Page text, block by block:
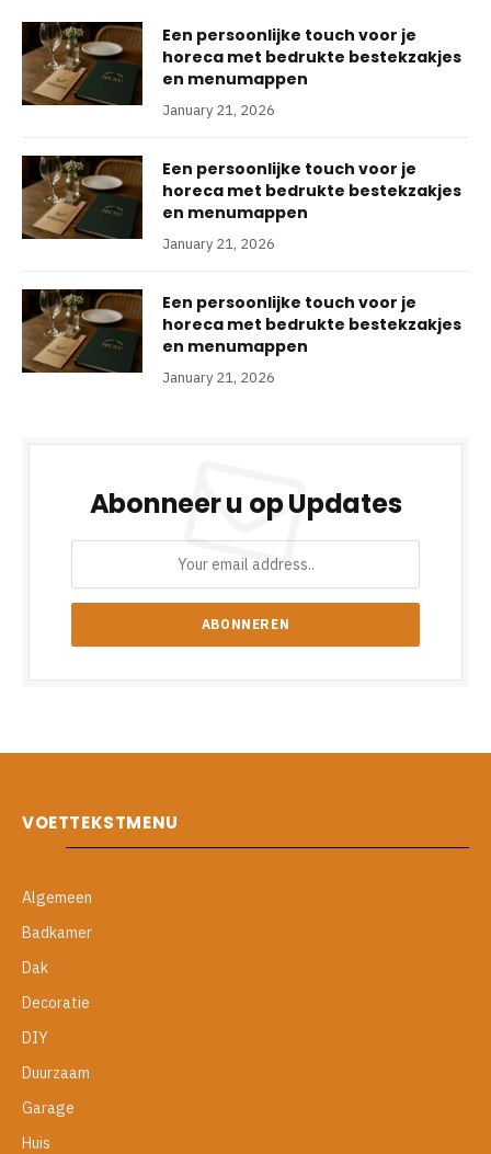
Een persoonlijke touch voor je
horeca met bedrukte bestekzakjes
en menumappen
January 21, 2026
Een persoonlijke touch voor je
horeca met bedrukte bestekzakjes
en menumappen
January 21, 2026
Een persoonlijke touch voor je
horeca met bedrukte bestekzakjes
en menumappen
January 21, 2026
Abonneer u op Updates
VOETTEKSTMENU
Algemeen
Badkamer
Dak
Decoratie
DIY
Duurzaam
Garage
Huis